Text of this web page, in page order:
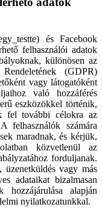
és Facebook
felhasználói adatok
különösen az
(GDPR)
vagy látogatóként
való hozzáférés
eszközökkel történik,
fel további célokra az
felhasználók számára
maradnak, és kérjük,
közvetlenül az
forduljanak.
üzenetküldés vagy más
adataikat bizalmasan
alapján
nyilatkozatunkkal.